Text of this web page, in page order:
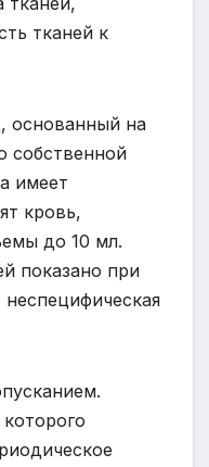
тканей к
основанный на
собственной
имеет
кровь,
до 10 мл.
показано при